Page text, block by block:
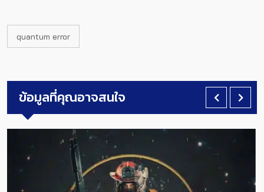
quantum error
ข้อมูลที่คุณอาจสนใจ